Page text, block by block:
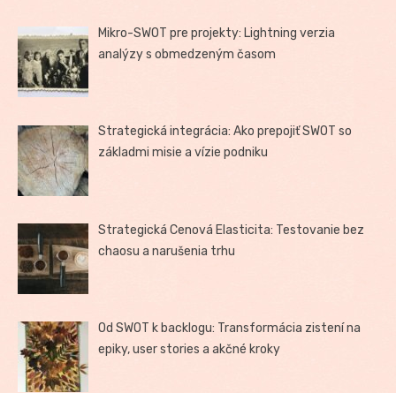
Mikro-SWOT pre projekty: Lightning verzia
analýzy s obmedzeným časom
Strategická integrácia: Ako prepojiť SWOT so
základmi misie a vízie podniku
Strategická Cenová Elasticita: Testovanie bez
chaosu a narušenia trhu
Od SWOT k backlogu: Transformácia zistení na
epiky, user stories a akčné kroky